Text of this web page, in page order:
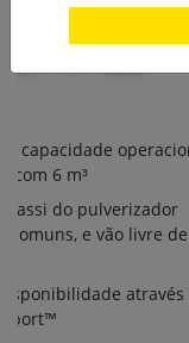
capacidade
com 6 m³
do pulverizador
comuns, e vão livre
através